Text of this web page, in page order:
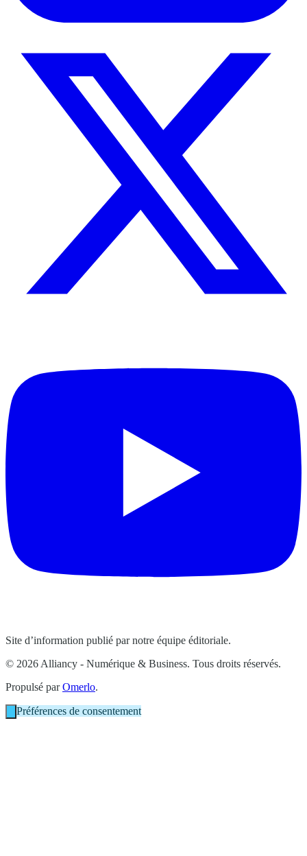
Site d’information publié par notre équipe éditoriale.
© 2026 Alliancy - Numérique & Business. Tous droits réservés.
Propulsé parOmerlo.
Préférences de consentement